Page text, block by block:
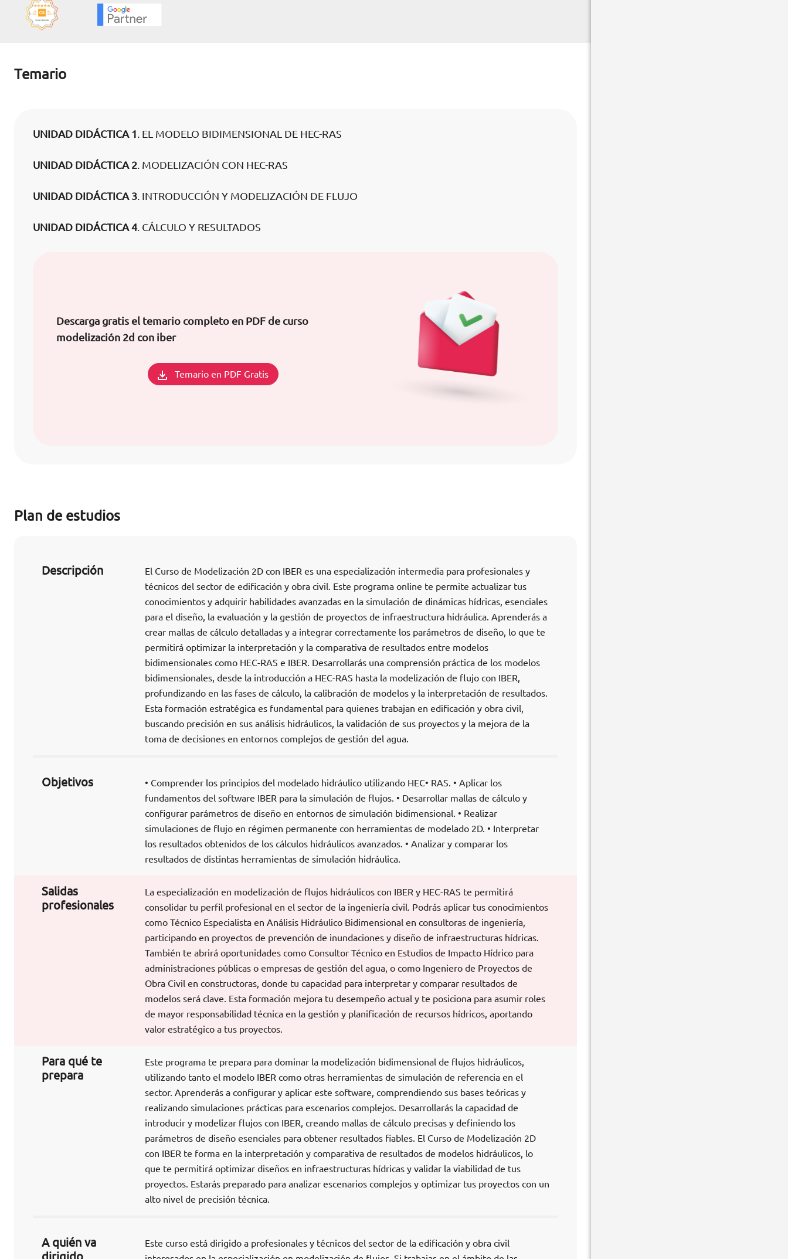
Temario
UNIDAD DIDÁCTICA 1. EL MODELO BIDIMENSIONAL DE HEC-RAS
UNIDAD DIDÁCTICA 2. MODELIZACIÓN CON HEC-RAS
UNIDAD DIDÁCTICA 3. INTRODUCCIÓN Y MODELIZACIÓN DE FLUJO
UNIDAD DIDÁCTICA 4. CÁLCULO Y RESULTADOS
Descarga gratis el temario completo en PDF de curso
modelización 2d con iber
Temario en PDF Gratis
Plan de estudios
Descripción
El Curso de Modelización 2D con IBER es una especialización intermedia para profesionales y
técnicos del sector de edificación y obra civil. Este programa online te permite actualizar tus
conocimientos y adquirir habilidades avanzadas en la simulación de dinámicas hídricas, esenciales
para el diseño, la evaluación y la gestión de proyectos de infraestructura hidráulica. Aprenderás a
crear mallas de cálculo detalladas y a integrar correctamente los parámetros de diseño, lo que te
permitirá optimizar la interpretación y la comparativa de resultados entre modelos
bidimensionales como HEC-RAS e IBER. Desarrollarás una comprensión práctica de los modelos
bidimensionales, desde la introducción a HEC-RAS hasta la modelización de flujo con IBER,
profundizando en las fases de cálculo, la calibración de modelos y la interpretación de resultados.
Esta formación estratégica es fundamental para quienes trabajan en edificación y obra civil,
buscando precisión en sus análisis hidráulicos, la validación de sus proyectos y la mejora de la
toma de decisiones en entornos complejos de gestión del agua.
Objetivos
• Comprender los principios del modelado hidráulico utilizando HEC• RAS. • Aplicar los
fundamentos del software IBER para la simulación de flujos. • Desarrollar mallas de cálculo y
configurar parámetros de diseño en entornos de simulación bidimensional. • Realizar
simulaciones de flujo en régimen permanente con herramientas de modelado 2D. • Interpretar
los resultados obtenidos de los cálculos hidráulicos avanzados. • Analizar y comparar los
resultados de distintas herramientas de simulación hidráulica.
Salidas
profesionales
La especialización en modelización de flujos hidráulicos con IBER y HEC-RAS te permitirá
consolidar tu perfil profesional en el sector de la ingeniería civil. Podrás aplicar tus conocimientos
como Técnico Especialista en Análisis Hidráulico Bidimensional en consultoras de ingeniería,
participando en proyectos de prevención de inundaciones y diseño de infraestructuras hídricas.
También te abrirá oportunidades como Consultor Técnico en Estudios de Impacto Hídrico para
administraciones públicas o empresas de gestión del agua, o como Ingeniero de Proyectos de
Obra Civil en constructoras, donde tu capacidad para interpretar y comparar resultados de
modelos será clave. Esta formación mejora tu desempeño actual y te posiciona para asumir roles
de mayor responsabilidad técnica en la gestión y planificación de recursos hídricos, aportando
valor estratégico a tus proyectos.
Para qué te
prepara
Este programa te prepara para dominar la modelización bidimensional de flujos hidráulicos,
utilizando tanto el modelo IBER como otras herramientas de simulación de referencia en el
sector. Aprenderás a configurar y aplicar este software, comprendiendo sus bases teóricas y
realizando simulaciones prácticas para escenarios complejos. Desarrollarás la capacidad de
introducir y modelizar flujos con IBER, creando mallas de cálculo precisas y definiendo los
parámetros de diseño esenciales para obtener resultados fiables. El Curso de Modelización 2D
con IBER te forma en la interpretación y comparativa de resultados de modelos hidráulicos, lo
que te permitirá optimizar diseños en infraestructuras hídricas y validar la viabilidad de tus
proyectos. Estarás preparado para analizar escenarios complejos y optimizar tus proyectos con un
alto nivel de precisión técnica.
A quién va
Este curso está dirigido a profesionales y técnicos del sector de la edificación y obra civil